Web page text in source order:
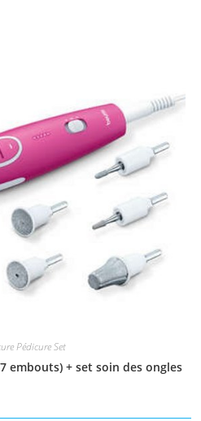
Pédicure Set
embouts) + set soin des ongles